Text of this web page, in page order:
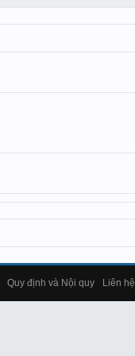
Quy định và Nội quy Liên hệ